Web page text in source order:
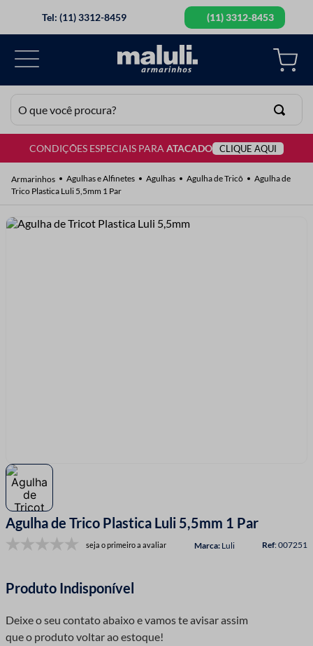
Tel: (11) 3312-8459 (11) 3312-8453
O que você procura?
CONDIÇÕES ESPECIAIS PARAATACADO CLIQUE AQUI
Agulhas e Alfinetes Agulhas Agulha de Tricô
Agulha de
Trico Plastica Luli 5,5mm 1 Par
Agulha de Trico Plastica Luli 5,5mm 1 Par
seja o primeiro a avaliar Luli :007251
TERMOS MAIS BUSCADOS
2º
barbante
3º
botão